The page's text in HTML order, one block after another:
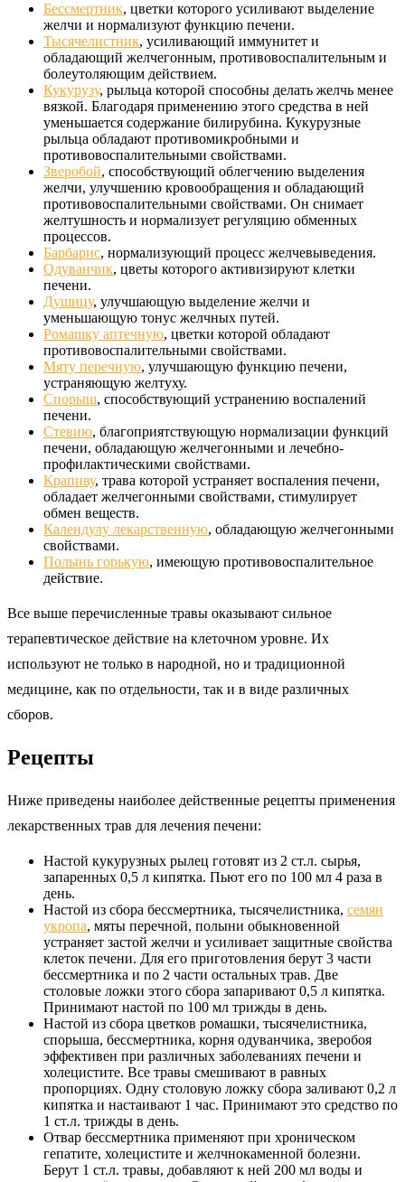
Бессмертник, цветки которого усиливают выделение
желчи и нормализуют функцию печени.
Тысячелистник, усиливающий иммунитет и
обладающий желчегонным, противовоспалительным и
болеутоляющим действием.
Кукурузу, рыльца которой способны делать желчь менее
вязкой. Благодаря применению этого средства в ней
уменьшается содержание билирубина. Кукурузные
рыльца обладают противомикробными и
противовоспалительными свойствами.
Зверобой, способствующий облегчению выделения
желчи, улучшению кровообращения и обладающий
противовоспалительными свойствами. Он снимает
желтушность и нормализует регуляцию обменных
процессов.
Барбарис, нормализующий процесс желчевыведения.
Одуванчик, цветы которого активизируют клетки
печени.
Душицу, улучшающую выделение желчи и
уменьшающую тонус желчных путей.
Ромашку аптечную, цветки которой обладают
противовоспалительными свойствами.
Мяту перечную, улучшающую функцию печени,
устраняющую желтуху.
Спорыш, способствующий устранению воспалений
печени.
Стевию, благоприятствующую нормализации функций
печени, обладающую желчегонными и лечебно-
профилактическими свойствами.
Крапиву, трава которой устраняет воспаления печени,
обладает желчегонными свойствами, стимулирует
обмен веществ.
Календулу лекарственную, обладающую желчегонными
свойствами.
Полынь горькую, имеющую противовоспалительное
действие.
Все выше перечисленные травы оказывают сильное
терапевтическое действие на клеточном уровне. Их
используют не только в народной, но и традиционной
медицине, как по отдельности, так и в виде различных
сборов.
Рецепты
Ниже приведены наиболее действенные рецепты применения
лекарственных трав для лечения печени:
Настой кукурузных рылец готовят из 2 ст.л. сырья,
запаренных 0,5 л кипятка. Пьют его по 100 мл 4 раза в
день.
Настой из сбора бессмертника, тысячелистника, семян
укропа, мяты перечной, полыни обыкновенной
устраняет застой желчи и усиливает защитные свойства
клеток печени. Для его приготовления берут 3 части
бессмертника и по 2 части остальных трав. Две
столовые ложки этого сбора запаривают 0,5 л кипятка.
Принимают настой по 100 мл трижды в день.
Настой из сбора цветков ромашки, тысячелистника,
спорыша, бессмертника, корня одуванчика, зверобоя
эффективен при различных заболеваниях печени и
холецистите. Все травы смешивают в равных
пропорциях. Одну столовую ложку сбора заливают 0,2 л
кипятка и настаивают 1 час. Принимают это средство по
1 ст.л. трижды в день.
Отвар бессмертника применяют при хроническом
гепатите, холецистите и желчнокаменной болезни.
Берут 1 ст.л. травы, добавляют к ней 200 мл воды и